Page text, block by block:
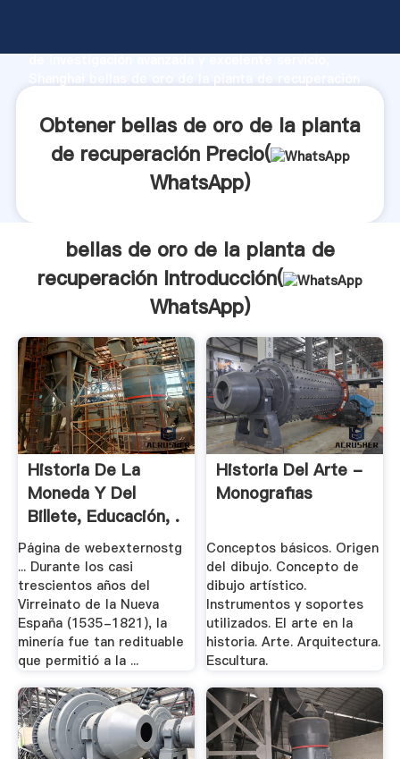
de investigación avanzada y excelente servicio,
clientes.
Obtener bellas de oro de la planta
de recuperación Precio(
WhatsApp)
bellas de oro de la planta de
recuperación Introducción(
WhatsApp)
Historia De La
Moneda Y Del
Billete, Educación, .
Página de webexternostg
... Durante los casi
trescientos años del
Virreinato de la Nueva
España (1535-1821), la
minería fue tan redituable
que permitió a la ...
Historia Del Arte -
Monografias
Conceptos básicos. Origen
del dibujo. Concepto de
dibujo artístico.
Instrumentos y soportes
utilizados. El arte en la
historia. Arte. Arquitectura.
Escultura.